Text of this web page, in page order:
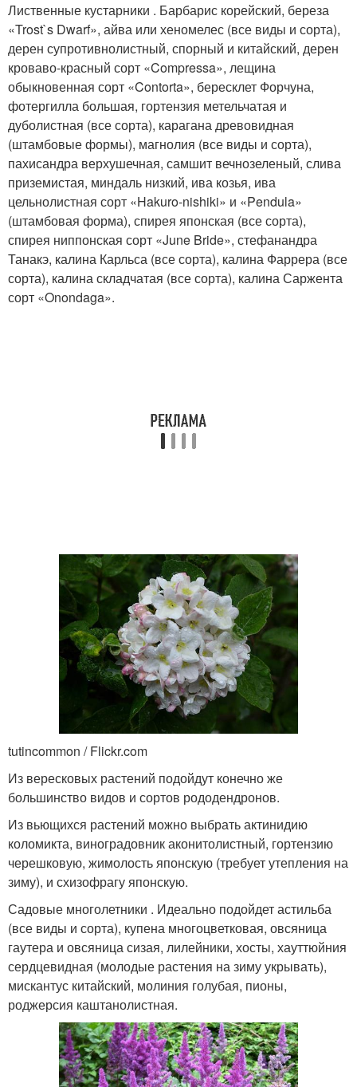
Лиственные кустарники . Барбарис корейский, береза
«Trost`s Dwarf», айва или хеномелес (все виды и сорта),
дерен супротивнолистный, спорный и китайский, дерен
кроваво-красный сорт «Compressa», лещина
обыкновенная сорт «Contorta», бересклет Форчуна,
фотергилла большая, гортензия метельчатая и
дуболистная (все сорта), карагана древовидная
(штамбовые формы), магнолия (все виды и сорта),
пахисандра верхушечная, самшит вечнозеленый, слива
приземистая, миндаль низкий, ива козья, ива
цельнолистная сорт «Hakuro-nishiki» и «Pendula»
(штамбовая форма), спирея японская (все сорта),
спирея ниппонская сорт «June Bride», стефанандра
Танакэ, калина Карльса (все сорта), калина Фаррера (все
сорта), калина складчатая (все сорта), калина Саржента
сорт «Onondaga».
tutincommon / Flickr.com
Из вересковых растений подойдут конечно же
большинство видов и сортов рододендронов.
Из вьющихся растений можно выбрать актинидию
коломикта, виноградовник аконитолистный, гортензию
черешковую, жимолость японскую (требует утепления на
зиму), и схизофрагу японскую.
Садовые многолетники . Идеально подойдет астильба
(все виды и сорта), купена многоцветковая, овсяница
гаутера и овсяница сизая, лилейники, хосты, хауттюйния
сердцевидная (молодые растения на зиму укрывать),
мискантус китайский, молиния голубая, пионы,
роджерсия каштанолистная.